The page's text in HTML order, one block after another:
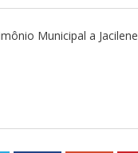
Municipal a